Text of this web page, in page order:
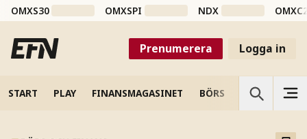
OMXS30 OMXSPI NDX
Prenumerera Logga in
START PLAY FINANSMAGASINET BÖRS VETENSKAP